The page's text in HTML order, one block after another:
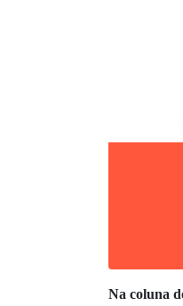
Na coluna